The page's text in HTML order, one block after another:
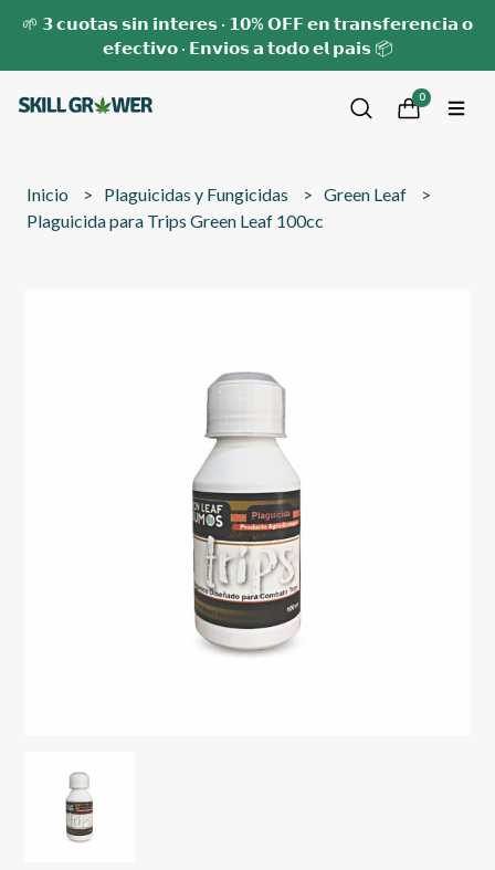
🌱 𝟯 𝗰𝘂𝗼𝘁𝗮𝘀 𝘀𝗶𝗻 𝗶𝗻𝘁𝗲𝗿𝗲𝘀 · 𝟭𝟬% 𝗢𝗙𝗙 𝗲𝗻 𝘁𝗿𝗮𝗻𝘀𝗳𝗲𝗿𝗲𝗻𝗰𝗶𝗮 𝗼
𝗲𝗳𝗲𝗰𝘁𝗶𝘃𝗼 · 𝗘𝗻𝘃𝗶𝗼𝘀 𝗮 𝘁𝗼𝗱𝗼 𝗲𝗹 𝗽𝗮𝗶𝘀 📦
0
Inicio Plaguicidas y Fungicidas
Green Leaf
Plaguicida para Trips Green Leaf 100cc